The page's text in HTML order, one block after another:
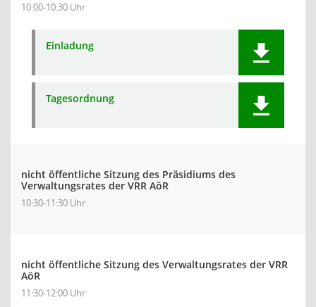
10:00-10:30 Uhr
Einladung
Tagesordnung
nicht öffentliche Sitzung des Präsidiums des
Verwaltungsrates der VRR AöR
10:30-11:30 Uhr
nicht öffentliche Sitzung des Verwaltungsrates der VRR
AöR
11:30-12:00 Uhr